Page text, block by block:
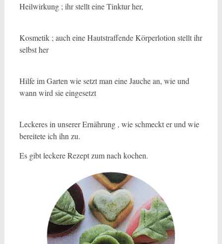
Heilwirkung ; ihr stellt eine Tinktur her,
Kosmetik ; auch eine Hautstraffende Körperlotion stellt ihr
selbst her
Hilfe im Garten wie setzt man eine Jauche an, wie und
wann wird sie eingesetzt
Leckeres in unserer Ernährung , wie schmeckt er und wie
bereitete ich ihn zu.
Es gibt leckere Rezept zum nach kochen.